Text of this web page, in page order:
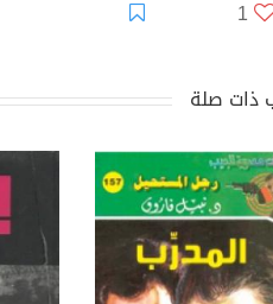
1
ذات صلة